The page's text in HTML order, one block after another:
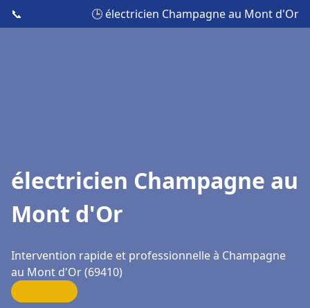
📞 🕒 électricien Champagne au Mont d'Or
électricien Champagne au
Mont d'Or
Intervention rapide et professionnelle à Champagne
au Mont d'Or (69410)